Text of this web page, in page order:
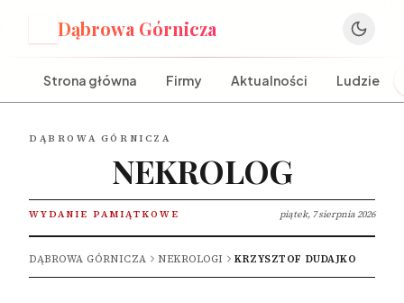
Dąbrowa Górnicza
Strona główna Firmy Aktualności Ludzie
DĄBROWA GÓRNICZA
NEKROLOG
WYDANIE PAMIĄTKOWE piątek, 7 sierpnia 2026
DĄBROWA GÓRNICZA NEKROLOGI KRZYSZTOF DUDAJKO